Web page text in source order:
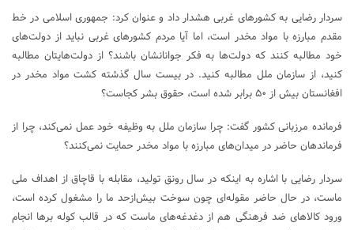
سردار رضایی به کشورهای غربی هشدار داد و عنوان کرد: جمهوری اسلامی در خط
مقدم مبارزه با مواد مخدر است، اما آیا مردم کشورهای غربی نباید از دولت‌های
خود مطالبه کنند که دولت‌ها به فکر جوانانشان باشند؟ از دولت‌هایتان مطالبه
کنید، از سازمان ملل مطالبه کنید. در بیست سال گذشته کشت مواد مخدر در
افغانستان بیش از ۵۰ برابر شده است، حقوق بشر کجاست؟
فرمانده مرزبانی کشور گفت: چرا سازمان ملل به وظیفه خود عمل نمی‌کند، چرا از
فرماندهان حاضر در میدان‌های مبارزه با مواد مخدر حمایت نمی‌کنند؟
سردار رضایی با اشاره به اینکه در سال رونق تولید، مقابله با قاچاق از اهداف ملی
ماست، در حال حاضر مقوله‌ای چون سوخت بیش‌ازحد ما را مشغول کرده است،
ورود کالاهای ضد فرهنگی هم از دغدغه‌های ماست که در قالب کوله برها انجام